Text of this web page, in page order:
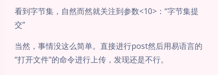
看到字节集，自然而然就关注到参数<10>：“字节集提
交”
当然，事情没这么简单。直接进行post然后用易语言的
“打开文件"的命令进行上传，发现还是不行。